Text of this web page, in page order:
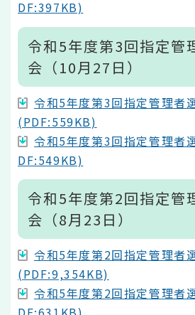
DF:397KB)
令和5年度第3回指定管
会（10月27日）
令和5年度第3回指定管理者
(PDF:559KB)
令和5年度第3回指定管理者
DF:549KB)
令和5年度第2回指定管
会（8月23日）
令和5年度第2回指定管理者
(PDF:9,354KB)
令和5年度第2回指定管理者